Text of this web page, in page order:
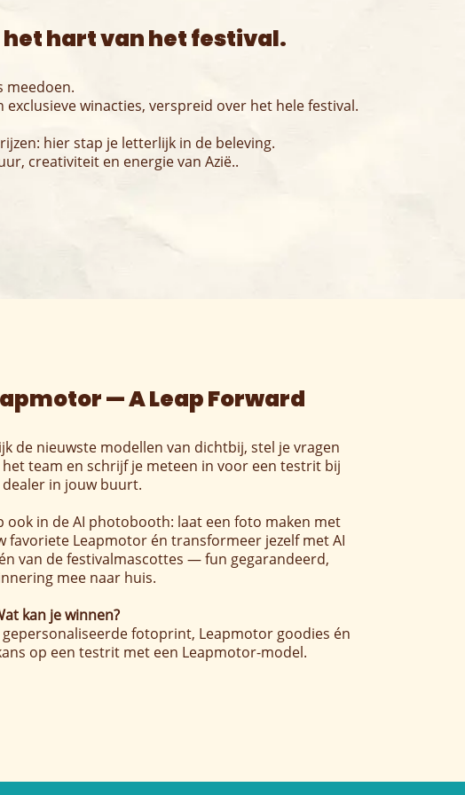
hart van het festival.
meedoen.
winacties, verspreid over het hele festival.
hier stap je letterlijk in de beleving.
creativiteit en energie van Azië..
— A Leap Forward
de nieuwste modellen van dichtbij, stel je vragen
het team en schrijf je meteen in voor een testrit bij
dealer in jouw buurt.
ook in de AI photobooth: laat een foto maken met
favoriete Leapmotor én transformeer jezelf met AI
van de festivalmascottes — fun gegarandeerd,
mee naar huis.
kan je winnen?
gepersonaliseerde fotoprint, Leapmotor goodies én
op een testrit met een Leapmotor-model.